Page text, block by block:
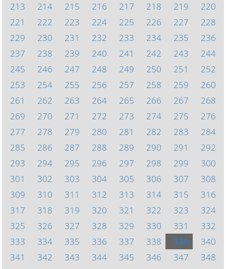
213
214 215 216 217 218 219
220
221
222 223 224 225 226 227
228
229
230 231 232 233 234 235
236
237
238 239 240 241 242 243
244
245
246 247 248 249 250 251
252
253
254 255 256 257 258 259
260
261
262 263 264 265 266 267
268
269
270 271 272 273 274 275
276
277
278 279 280 281 282 283
284
285
286 287 288 289 290 291
292
293
294 295 296 297 298 299
300
301
302 303 304 305 306 307
308
309
310 311 312 313 314 315
316
317
318 319 320 321 322 323
324
325
326 327 328 329 330 331
332
333
334 335 336 337 338 339
340
341
342 343 344 345 346 347
348